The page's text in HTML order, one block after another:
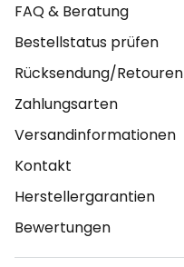
FAQ & Beratung
Bestellstatus prüfen
Rücksendung/Retouren
Zahlungsarten
Versandinformationen
Kontakt
Herstellergarantien
Bewertungen